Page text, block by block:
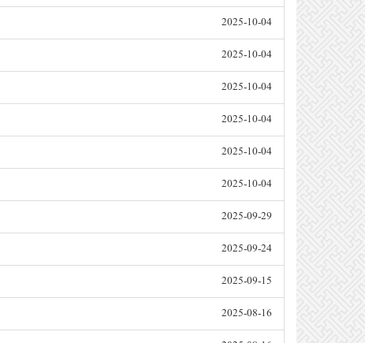
2025-10-04
2025-10-04
2025-10-04
2025-10-04
2025-10-04
2025-10-04
2025-09-29
2025-09-24
2025-09-15
2025-08-16